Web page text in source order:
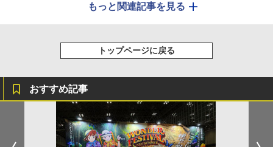
もっと関連記事を見る
トップページに戻る
おすすめ記事